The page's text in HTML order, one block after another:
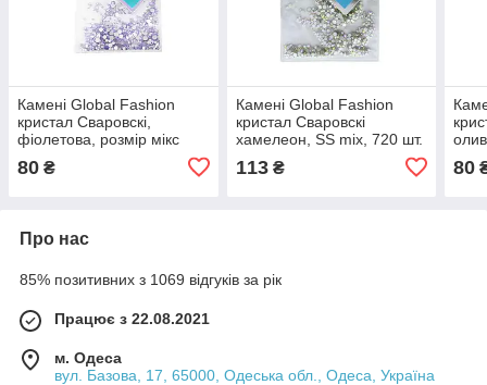
Камені Global Fashion
кристал Сваровскі,
фіолетова, розмір мікс
80 ₴
Камені Global Fashion
кристал Сваровскі
хамелеон, SS mix, 720 шт.
113₴ 80
Про нас
85% позитивних з 1069 відгуків за рік
Працює з 22.08.2021
м. Одеса
вул. Базова, 17, 65000, Одеська обл., Одеса, Україна